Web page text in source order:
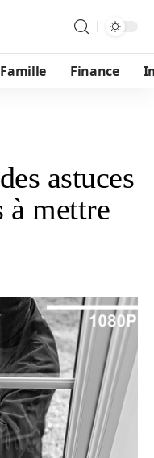
Famille Finance
astuces
à mettre